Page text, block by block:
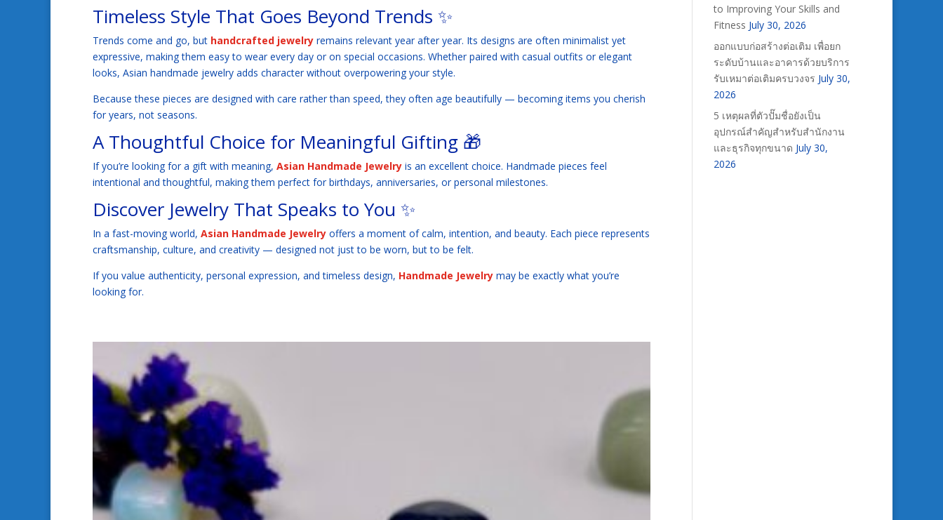
Timeless Style That Goes Beyond Trends ✨
Trends come and go, but handcrafted jewelry remains relevant year after year. Its designs are often minimalist yet
expressive, making them easy to wear every day or on special occasions. Whether paired with casual outfits or elegant
looks, Asian handmade jewelry adds character without overpowering your style.
Because these pieces are designed with care rather than speed, they often age beautifully — becoming items you cherish
for years, not seasons.
A Thoughtful Choice for Meaningful Gifting 🎁
If you’re looking for a gift with meaning, Asian Handmade Jewelry is an excellent choice. Handmade pieces feel
intentional and thoughtful, making them perfect for birthdays, anniversaries, or personal milestones.
Discover Jewelry That Speaks to You ✨
In a fast-moving world, Asian Handmade Jewelry offers a moment of calm, intention, and beauty. Each piece represents
craftsmanship, culture, and creativity — designed not just to be worn, but to be felt.
If you value authenticity, personal expression, and timeless design, Handmade Jewelry may be exactly what you’re
looking for.
to Improving Your Skills and
Fitness July 30, 2026
ออกแบบก่อสร้างต่อเติม เพื่อยก
ระดับบ้านและอาคารด้วยบริการ
รับเหมาต่อเติมครบวงจร July 30,
2026
5 เหตุผลที่ตัวปั๊มชื่อยังเป็น
อุปกรณ์สำคัญสำหรับสำนักงาน
และธุรกิจทุกขนาด July 30,
2026